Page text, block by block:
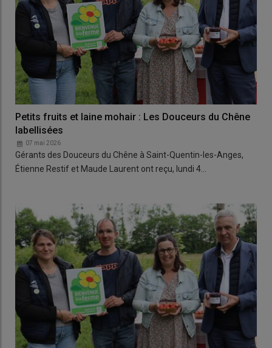
Petits fruits et laine mohair : Les Douceurs du Chêne
labellisées
07 mai 2026
Gérants des Douceurs du Chêne à Saint-Quentin-les-Anges,
Étienne Restif et Maude Laurent ont reçu, lundi 4…